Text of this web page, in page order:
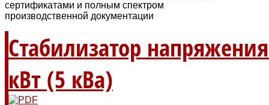
сертификатами и полным спектром
производственной документации
Стабилизатор
кВт (5 кВа)